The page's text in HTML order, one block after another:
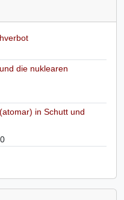
die nuklearen
in Schutt und